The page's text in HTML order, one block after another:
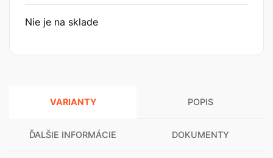
Nie je na sklade
VARIANTY POPIS
ĎALŠIE INFORMÁCIE DOKUMENTY